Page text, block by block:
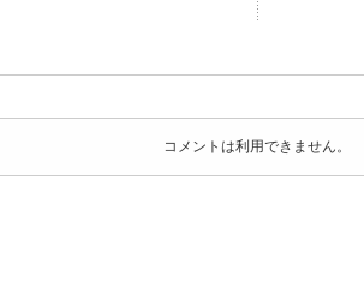
コメントは利用できません。